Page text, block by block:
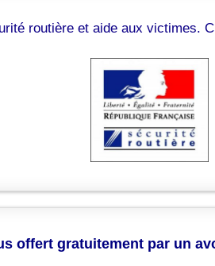
routière et aide aux victimes.
offert gratuitement par un